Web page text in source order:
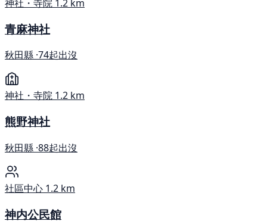
神社・寺院 1.2 km
青麻神社
秋田縣 ·74起出沒
神社・寺院 1.2 km
熊野神社
秋田縣 ·88起出沒
社區中心 1.2 km
神内公民館